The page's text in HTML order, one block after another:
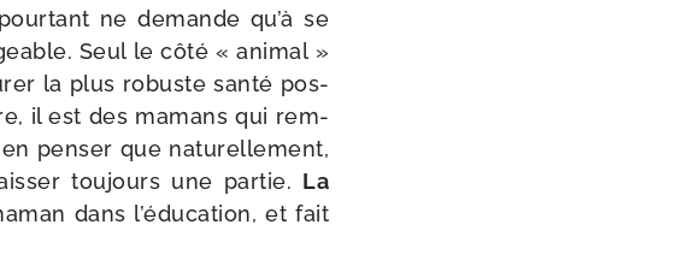
ne demande qu’à se
Seul le côté « ani­mal »
la plus robuste san­té pos­
il est des mamans qui rem­
pen­ser que natu­rel­le­ment,
tou­jours une par­tie. La
dans l’é­du­ca­tion, et fait